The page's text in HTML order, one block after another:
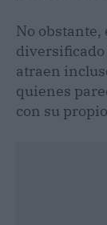
No
atraen
quienes
con su